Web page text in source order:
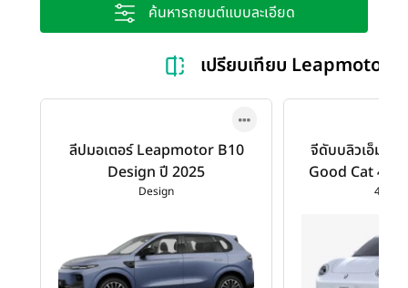
ค้นหารถยนต์แบบละเอียด
เปรียบเทียบ Leapmotor
ลีปมอเตอร์ Leapmotor B10
Design ปี 2025
Design
จีดับบลิวเอ็ม โอ
Good Cat 400
400